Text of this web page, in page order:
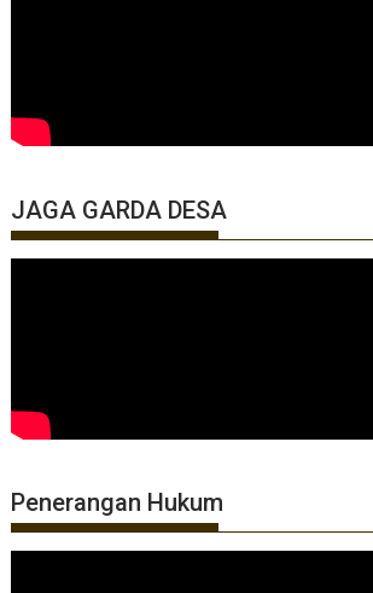
JAGA GARDA DESA
Penerangan Hukum